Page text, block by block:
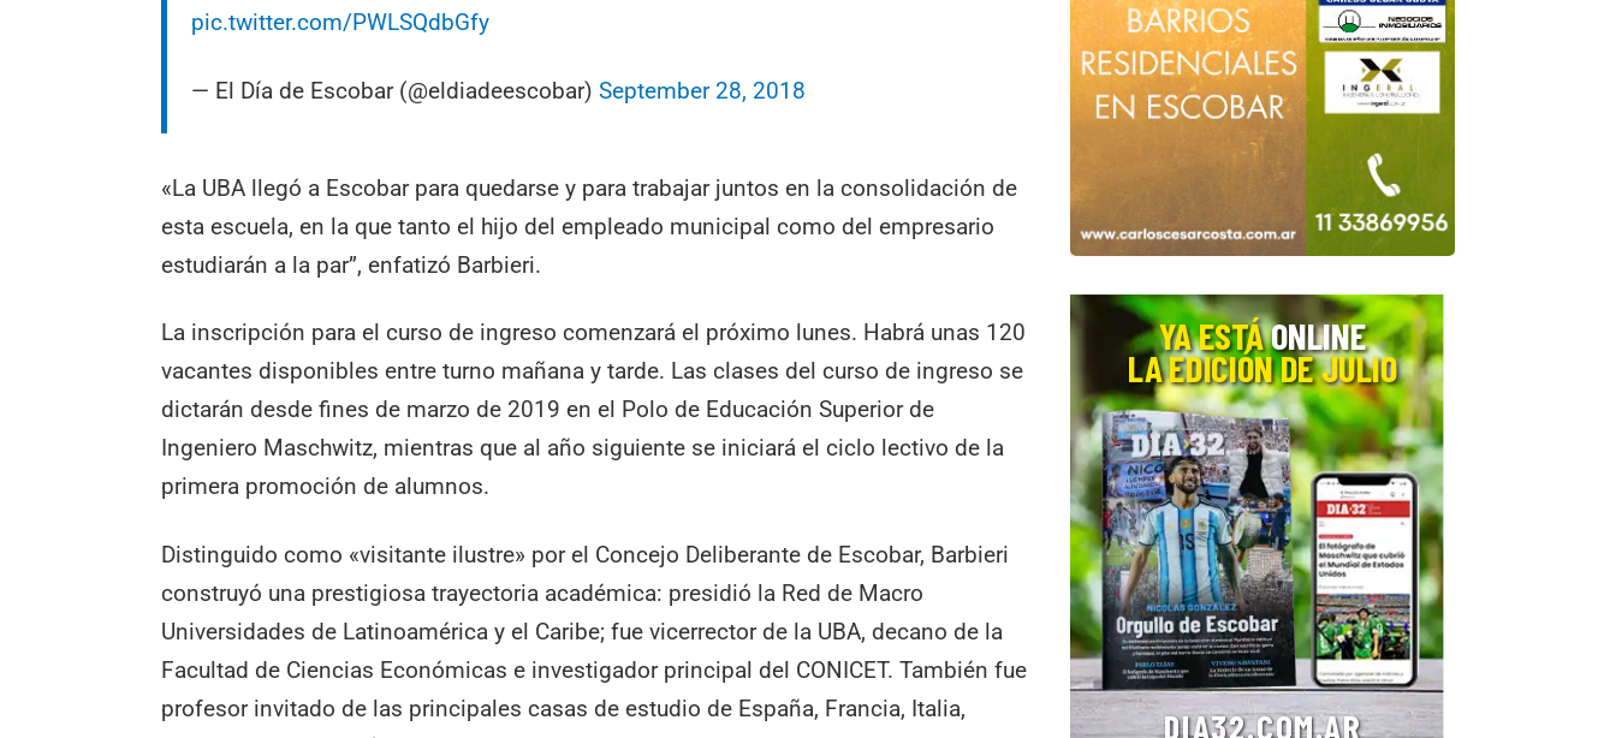
pic.twitter.com/PWLSQdbGfy
— El Día de Escobar (@eldiadeescobar)September 28, 2018
«La UBA llegó a Escobar para quedarse y para trabajar juntos en la consolidación de
esta escuela, en la que tanto el hijo del empleado municipal como del empresario
estudiarán a la par”, enfatizó Barbieri.
La inscripción para el curso de ingreso comenzará el próximo lunes. Habrá unas 120
vacantes disponibles entre turno mañana y tarde. Las clases del curso de ingreso se
dictarán desde fines de marzo de 2019 en el Polo de Educación Superior de
Ingeniero Maschwitz, mientras que al año siguiente se iniciará el ciclo lectivo de la
primera promoción de alumnos.
Distinguido como «visitante ilustre» por el Concejo Deliberante de Escobar, Barbieri
construyó una prestigiosa trayectoria académica: presidió la Red de Macro
Universidades de Latinoamérica y el Caribe; fue vicerrector de la UBA, decano de la
Facultad de Ciencias Económicas e investigador principal del CONICET. También fue
profesor invitado de las principales casas de estudio de España, Francia, Italia,